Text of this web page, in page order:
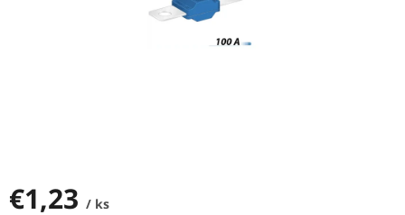
€1,23 / ks